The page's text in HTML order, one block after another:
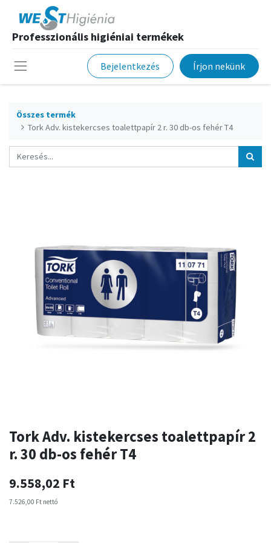
Professzionális higiéniai termékek
Bejelentkezés Írjon nekünk
Összes termék
Tork Adv. kistekercses toalettpapír 2 r. 30 db-os fehér T4
Tork Adv. kistekercses toalettpapír 2
r. 30 db-os fehér T4
9.558,02 Ft
7.526,00 Ft nettó